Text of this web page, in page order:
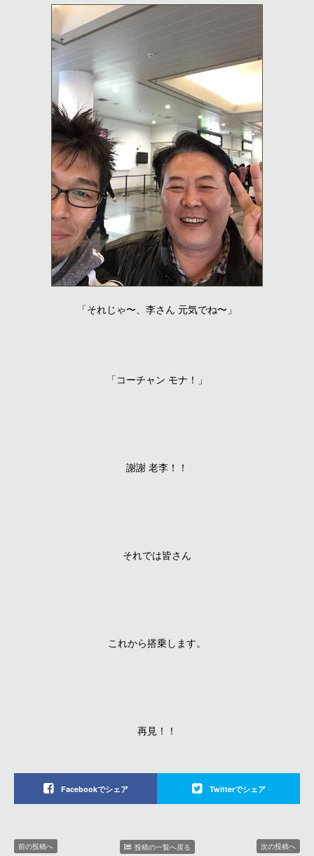
「それじゃ〜、李さん 元気でね〜」
「コーチャン モナ！」
謝謝 老李！！
それでは皆さん
これから搭乗します。
再見！！
Facebookでシェア Twitterでシェア
前の投稿へ 投稿の一覧へ戻る 次の投稿へ